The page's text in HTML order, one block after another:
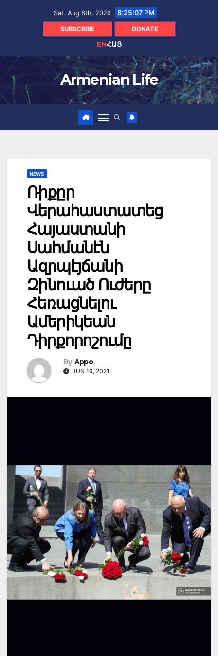
Sat. Aug 8th, 2026 8:25:08 PM
SUBSCRIBE DONATE
ENՀԱՅ
Armenian Life
NEWS
Ռիքըր
Վերահաստատեց
Հայաստանի
Սահմանէն
Ազրպէյճանի
Զինուած Ուժերը
Հեռացնելու
Ամերիկեան
Դիրքորոշումը
By Appo
JUN 16, 2021